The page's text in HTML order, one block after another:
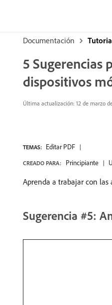
Documentación
5 Sugerencias
dispositivos
Última actualización: 12 de marzo
TEMAS: Editar PDF
CREADO PARA: Principiante
Aprenda a trabajar con las
Sugerencia #5: